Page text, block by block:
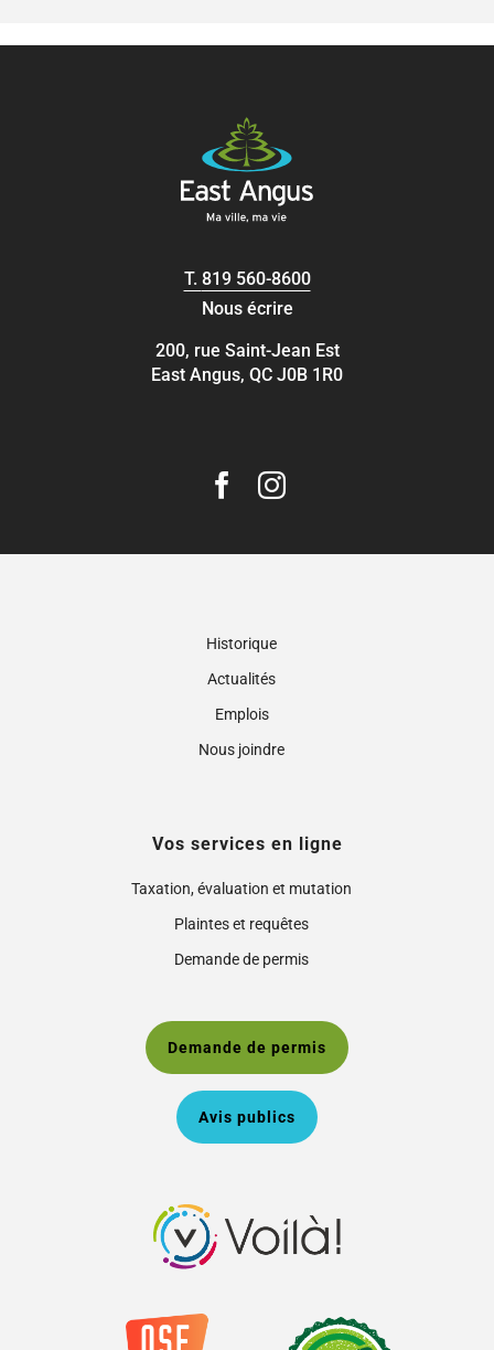
T. 819 560-8600
Nous écrire
200, rue Saint-Jean Est
East Angus, QC J0B 1R0
Historique
Actualités
Emplois
Nous joindre
Vos services en ligne
Taxation, évaluation et mutation
Plaintes et requêtes
Demande de permis
Demande de permis
Avis publics